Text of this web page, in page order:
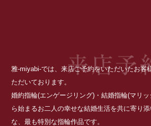
雅-miyabi-では、来店ご予約をいただいたお客
ただいております。
婚約指輪(エンゲージリング)・結婚指輪(マリ
ら始まるお二人の幸せな結婚生活を共に寄り
な、最も特別な指輪作品です。